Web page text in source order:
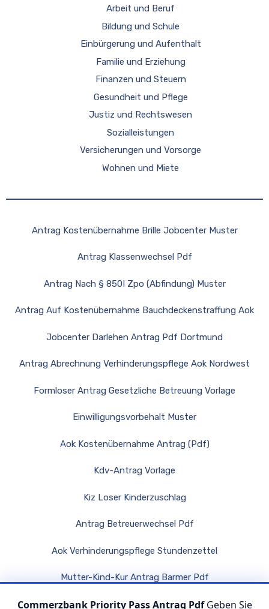
Arbeit und Beruf
Bildung und Schule
Einbürgerung und Aufenthalt
Familie und Erziehung
Finanzen und Steuern
Gesundheit und Pflege
Justiz und Rechtswesen
Sozialleistungen
Versicherungen und Vorsorge
Wohnen und Miete
Antrag Kostenübernahme Brille Jobcenter Muster
Antrag Klassenwechsel Pdf
Antrag Nach § 850I Zpo (Abfindung) Muster
Antrag Auf Kostenübernahme Bauchdeckenstraffung Aok
Jobcenter Darlehen Antrag Pdf Dortmund
Antrag Abrechnung Verhinderungspflege Aok Nordwest
Formloser Antrag Gesetzliche Betreuung Vorlage
Einwilligungsvorbehalt Muster
Aok Kostenübernahme Antrag (Pdf)
Kdv-Antrag Vorlage
Kiz Loser Kinderzuschlag
Antrag Betreuerwechsel Pdf
Aok Verhinderungspflege Stundenzettel
Mutter-Kind-Kur Antrag Barmer Pdf
Tk Haushaltshilfe Antrag Pdf
Commerzbank Priority Pass Antrag PdfGeben Sie